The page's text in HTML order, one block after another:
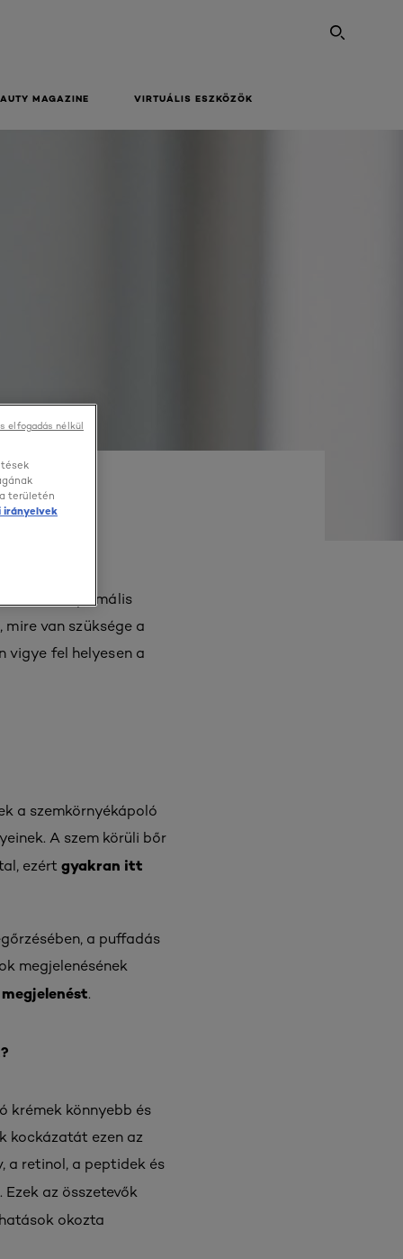
MAGAZINE VIRTUÁLIS ESZKÖZÖK
mi az optimális
van szüksége a
vigye fel helyesen a
a szemkörnyékápoló
A szem körüli bőr
ezért gyakran itt
a puffadás
megjelenésének
.
krémek könnyebb és
kockázatát ezen az
a retinol, a peptidek és
Ezek az összetevők
okozta
területén
irányelvek
elfogadás nélkül